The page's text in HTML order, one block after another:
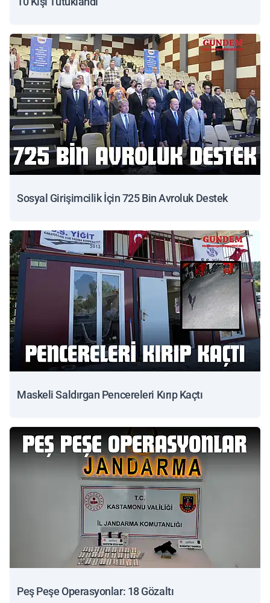
Sosyal Girişimcilik İçin 725 Bin Avroluk Destek
Maskeli Saldırgan Pencereleri Kırıp Kaçtı
Peş Peşe Operasyonlar: 18 Gözaltı